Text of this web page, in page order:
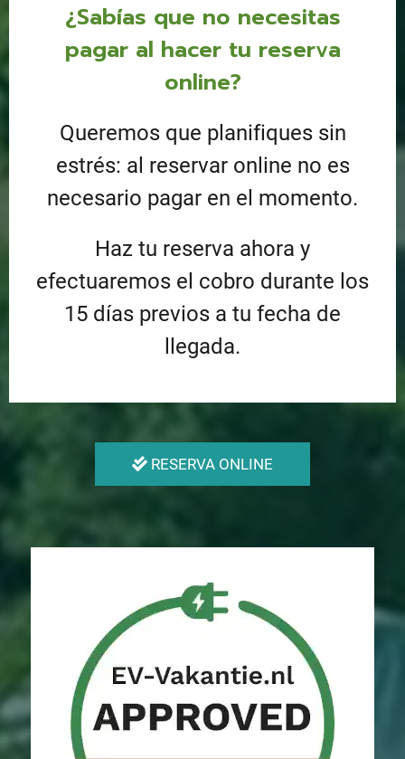
¿Sabías que no necesitas
pagar al hacer tu reserva
online?
Queremos que planifiques sin
estrés: al reservar online no es
necesario pagar en el momento.
Haz tu reserva ahora y
efectuaremos el cobro durante los
15 días previos a tu fecha de
llegada.
RESERVA ONLINE